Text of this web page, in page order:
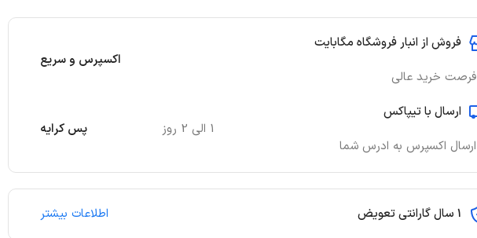
فروش از انبار فروشگاه مگابایت
فرصت خرید عالی
اکسپرس و سریع
ارسال با تیپاکس
ارسال اکسپرس به ادرس شما
1 الی 2 روز پس کرایه
1 سال گارانتی تعویض اطلاعات بیشتر